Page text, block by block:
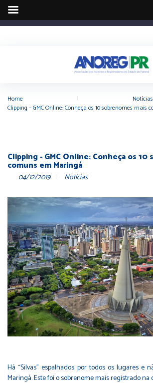
Home Notícias
Clipping – GMC Online: Conheça os 10 sobrenomes mais
Clipping - GMC Online: Conheça os 10
comuns em Maringá
04/12/2019 Notícias
Há “Silvas” espalhados por todos os lugares e
Maringá. Este foi o sobrenome mais registrado na